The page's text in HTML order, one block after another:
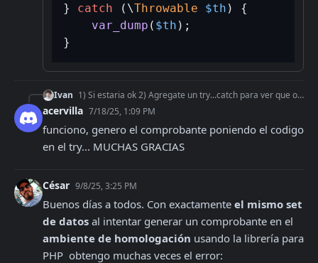
} catch (\Throwable $th ) {
var_dump ( $th );
Ivan 1) Si estaria ok 2) Agregate un try...catch para ver que otra info de error te da ```php try { // TU CODIGO .... } catch (\Throwable $th) { var_dump($t
acervilla 7/18/25, 1:09 PM
funciono, genero el comprobante poniendo el codigo
en el try... MUCHAS GRACIAS
César 9/8/25, 3:25 PM
Buenos días a todos. Con exactamente el mismo set
de datos
ambiente de homologación usando la librería para
PHP  obtengo muchas veces el error: